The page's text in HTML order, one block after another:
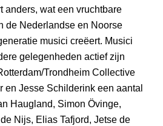
anders, wat een vruchtbare
de Nederlandse en Noorse
musici creëert. Musici
gelegenheden actief zijn
Trondheim Collective
en Jesse Schilderink een aantal
Haugland, Simon Övinge,
Nijs, Elias Tafjord, Jetse de